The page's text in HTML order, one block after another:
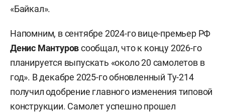
«Байкал».
Напомним, в сентябре 2024-го вице-премьер РФ
Денис Мантуровсообщал, что к концу 2026-го
планируется выпускать «около 20 самолетов в
год». В декабре 2025-го обновленный Ту-214
получил одобрение главного изменения типовой
конструкции. Самолет успешно прошел